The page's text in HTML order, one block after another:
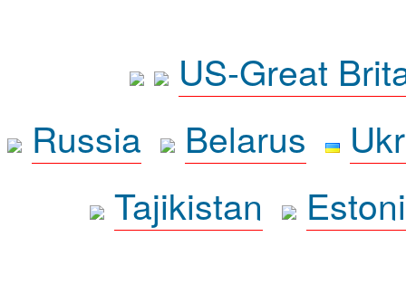
US-Great
Russia
Belarus
Tajikistan